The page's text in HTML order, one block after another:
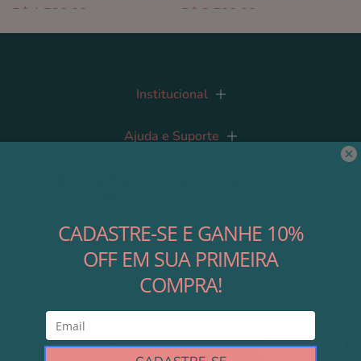
R$ 1.790,00
R$ 2.500,00
Institucional
Ajuda e Suporte
Área do Lojista
Cadastre-se